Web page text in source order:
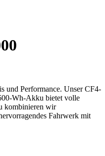
und Performance. Unser CF4-
Wh-Akku bietet volle
kombinieren wir
Fahrwerk mit